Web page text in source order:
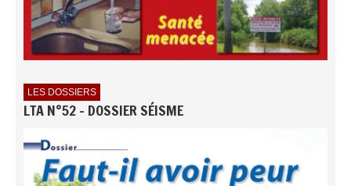
LES DOSSIERS
LTA N°52 - DOSSIER SÉISME